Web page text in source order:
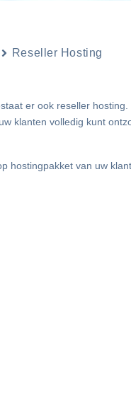
Reseller Hosting
er ook reseller
klanten volledig kunt
hostingpakket van uw klant